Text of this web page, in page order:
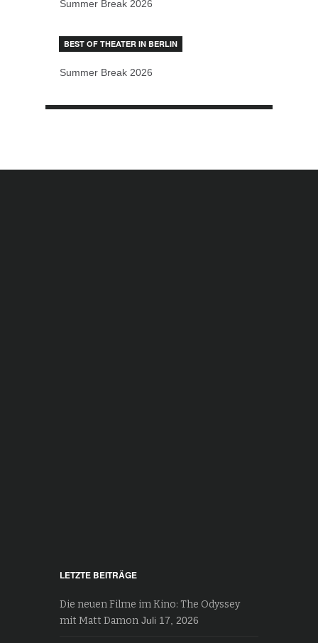
Summer Break 2026
BEST OF THEATER IN BERLIN
Summer Break 2026
LETZTE BEITRÄGE
Die neuen Filme im Kino: The Odyssey
mit Matt Damon Juli 17, 2026